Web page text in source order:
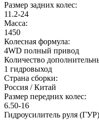
Размер задних колес:
11.2-24
Масса:
1450
Колесная формула:
4WD полный привод
Количество
1 гидровыход
Страна сборки:
Россия / Китай
Размер передних колес:
6.50-16
Гидроусилитель руля